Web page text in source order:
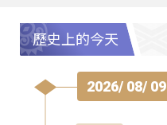
歷史上的今天
2026/ 08/ 09